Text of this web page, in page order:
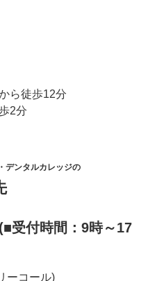
ら徒歩12分
2分
デンタルカレッジの
受付時間：9時～17
ーコール)